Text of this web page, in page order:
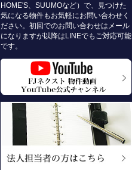
HOME'S、SUUMOなど）で、見つけた
気になる物件もお気軽にお問い合わせく
ださい。初回でのお問い合わせはメール
になりますが以降はLINEでもご対応可能
です。